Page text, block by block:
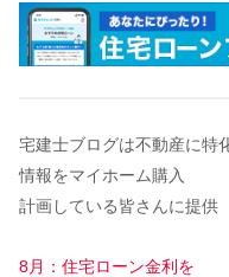
宅建士ブログは不動産に特
情報をマイホーム購入
計画している皆さんに提供
8月：住宅ローン金利を